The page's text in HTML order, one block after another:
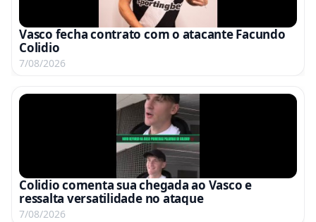
Vasco fecha contrato com o atacante Facundo
Colidio
7/08/2026
Colidio comenta sua chegada ao Vasco e
ressalta versatilidade no ataque
7/08/2026